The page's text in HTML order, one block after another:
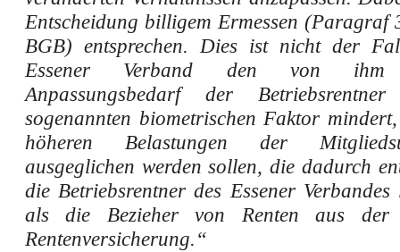
Entscheidung billigem Ermessen (Paragraf
BGB) entsprechen. Dies ist nicht der
Essener Verband den von ihm
Anpassungsbedarf der
sogenannten biometrischen Faktor
höheren Belastungen der
ausgeglichen werden sollen, die dadurch
die Betriebsrentner des Essener
als die Bezieher von Renten aus der
Rentenversicherung.“